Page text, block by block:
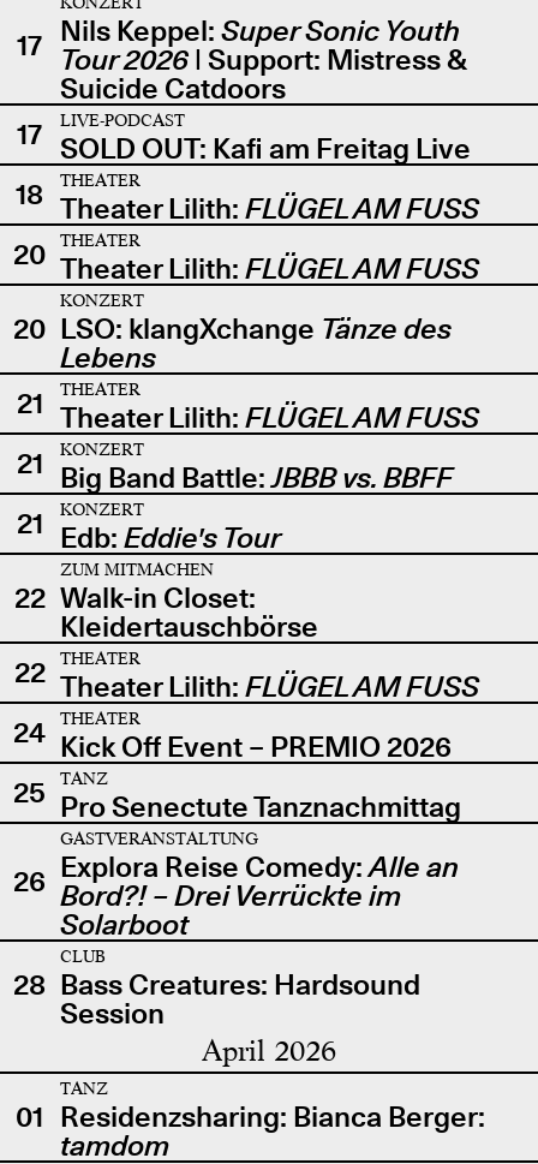
17 Nils Keppel: Super Sonic Youth
Tour 2026| Support: Mistress &
Suicide Catdoors
17
LIVE-PODCAST
SOLD OUT: Kafi am Freitag Live
18
THEATER
Theater Lilith: FLÜGEL AM FUSS
20
THEATER
Theater Lilith: FLÜGEL AM FUSS
20
KONZERT
LSO: klangXchange Tänze des
Lebens
21
THEATER
Theater Lilith: FLÜGEL AM FUSS
21
KONZERT
Big Band Battle:JBBB vs. BBFF
21
KONZERT
Edb: Eddie's Tour
22
ZUM MITMACHEN
Walk-in Closet:
Kleidertauschbörse
22
THEATER
Theater Lilith: FLÜGEL AM FUSS
24
THEATER
Kick Off Event – PREMIO 2026
25
TANZ
Pro Senectute Tanznachmittag
26
GASTVERANSTALTUNG
Explora Reise Comedy:Alle an
Bord?! – Drei Verrückte im
Solarboot
28
CLUB
Bass Creatures: Hardsound
Session
April 2026
01
TANZ
Residenzsharing: Bianca Berger:
tamdom